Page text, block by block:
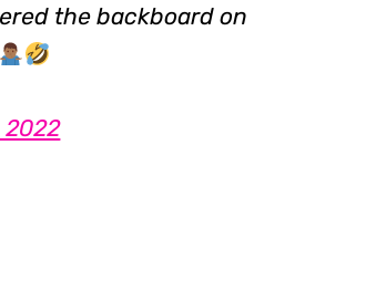
the backboard on
2022